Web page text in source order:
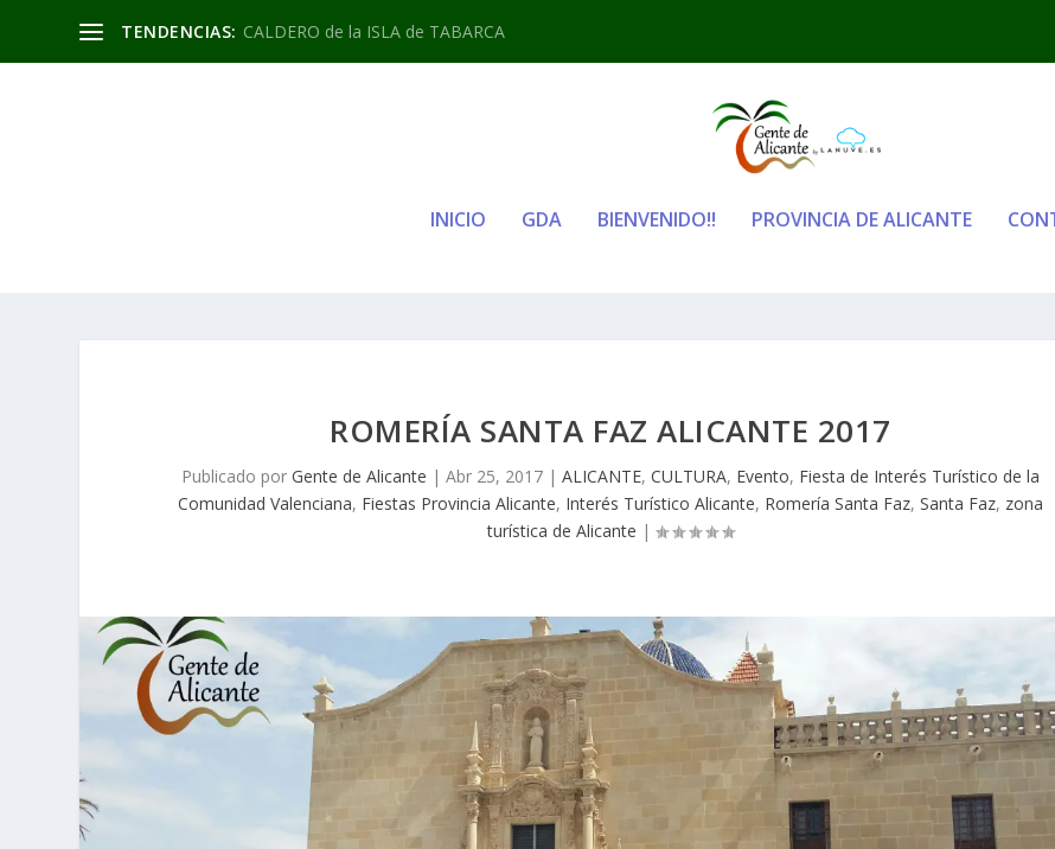
TENDENCIAS: CALDERO de la ISLA de TABARCA
INICIO GDA BIENVENIDO!! PROVINCIA DE ALICANTE
ROMERÍA SANTA FAZ ALICANTE 2017
Publicado por Gente de Alicante | Abr 25, 2017| ALICANTE, CULTURA, Evento, Fiesta de Interés Turístico de la
Comunidad Valenciana, Fiestas Provincia Alicante, Interés Turístico Alicante, Romería Santa Faz, Santa Faz, zona
turística de Alicante |